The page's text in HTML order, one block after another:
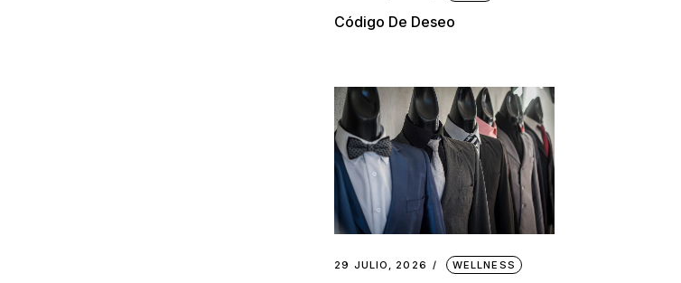
Código De Deseo
29 JULIO, 2026 WELLNESS